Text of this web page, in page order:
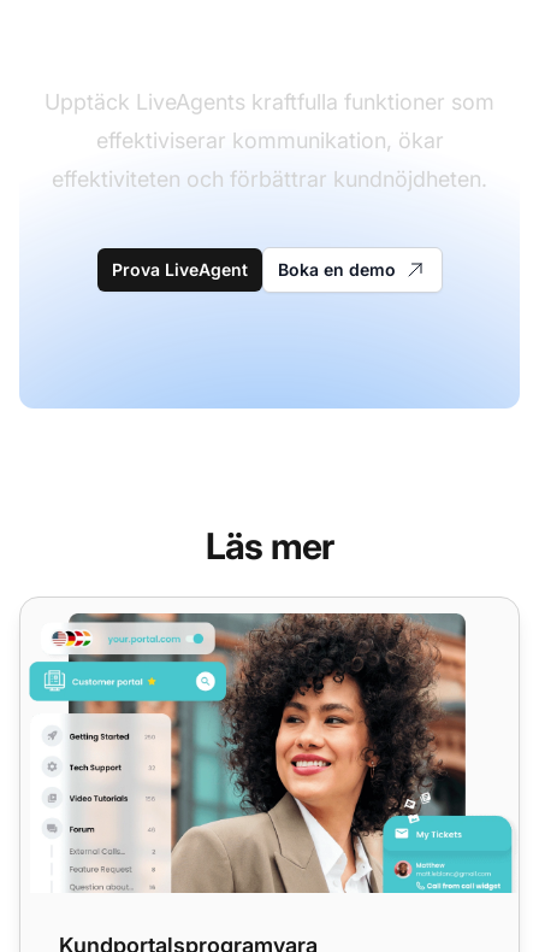
Upptäck LiveAgents kraftfulla funktioner som
effektiviserar kommunikation, ökar
effektiviteten och förbättrar kundnöjdheten.
Prova LiveAgent Boka en demo
Läs mer
Kundportalsprogramvara
Kundportalsprogramvara